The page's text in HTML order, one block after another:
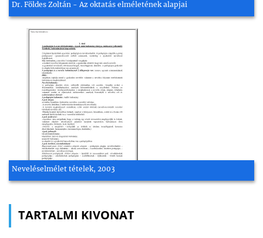
Dr. Földes Zoltán - Az oktatás elméletének alapjai
Neveléselmélet tételek, 2003
TARTALMI KIVONAT